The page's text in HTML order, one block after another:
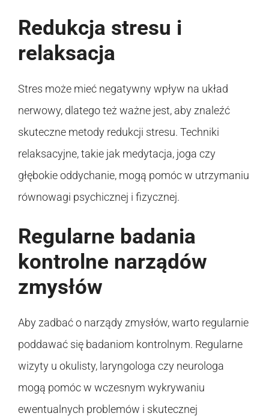
Redukcja stresu i
relaksacja
Stres może mieć negatywny wpływ na układ
nerwowy, dlatego też ważne jest, aby znaleźć
skuteczne metody redukcji stresu. Techniki
relaksacyjne, takie jak medytacja, joga czy
głębokie oddychanie, mogą pomóc w utrzymaniu
równowagi psychicznej i fizycznej.
Regularne badania
kontrolne narządów
zmysłów
Aby zadbać o narządy zmysłów, warto regularnie
poddawać się badaniom kontrolnym. Regularne
wizyty u okulisty, laryngologa czy neurologa
mogą pomóc w wczesnym wykrywaniu
ewentualnych problemów i skutecznej